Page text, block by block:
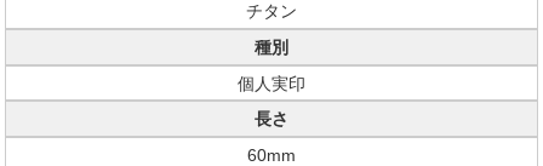
チタン
種別
個人実印
長さ
60mm